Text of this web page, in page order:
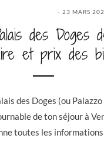
23 MARS
des Doges
et prix des
des Doges (ou
de ton séjour à
toutes les